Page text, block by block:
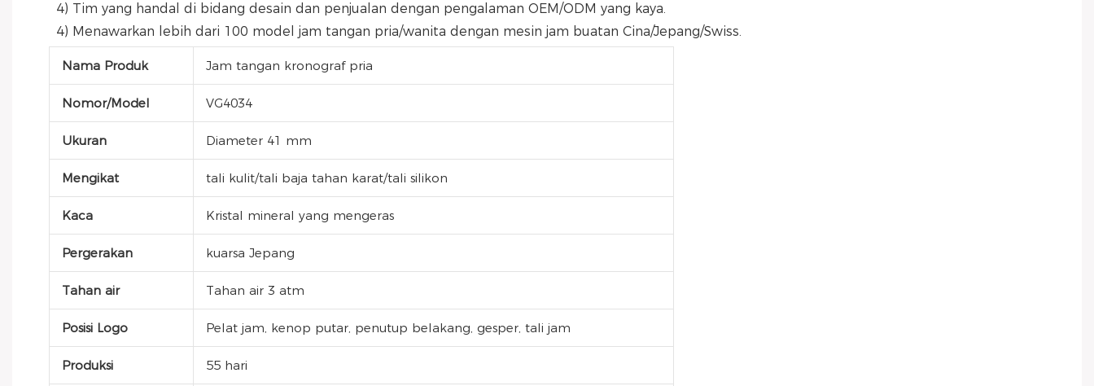
4) Tim yang handal di bidang desain dan penjualan dengan pengalaman OEM/ODM yang kaya.
4) Menawarkan lebih dari 100 model jam tangan pria/wanita dengan mesin jam buatan Cina/Jepang/Swiss.
Nama Produk Jam tangan kronograf pria
Nomor/Model VG4034
Ukuran Diameter 41 mm
Mengikat tali kulit/tali baja tahan karat/tali silikon
Kaca Kristal mineral yang mengeras
Pergerakan kuarsa Jepang
Tahan air Tahan air 3 atm
Posisi Logo Pelat jam, kenop putar, penutup belakang, gesper, tali jam
Produksi 55 hari